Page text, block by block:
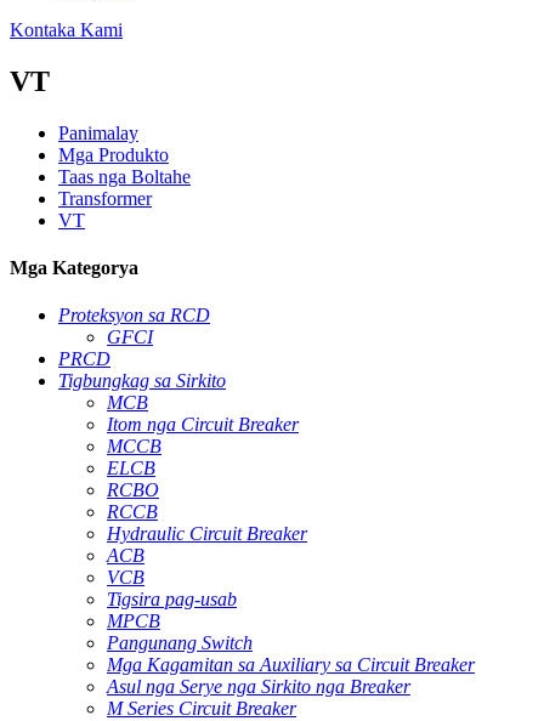
Kontaka Kami
VT
Panimalay
Mga Produkto
Taas nga Boltahe
Transformer
VT
Mga Kategorya
Proteksyon sa RCD
GFCI
PRCD
Tigbungkag sa Sirkito
MCB
Itom nga Circuit Breaker
MCCB
ELCB
RCBO
RCCB
Hydraulic Circuit Breaker
ACB
VCB
Tigsira pag-usab
MPCB
Pangunang Switch
Mga Kagamitan sa Auxiliary sa Circuit Breaker
Asul nga Serye nga Sirkito nga Breaker
M Series Circuit Breaker